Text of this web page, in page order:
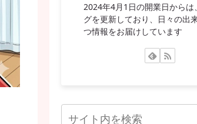
2024年4月1日の開業日からは
グを更新しており、日々の出
つ情報をお届けしています